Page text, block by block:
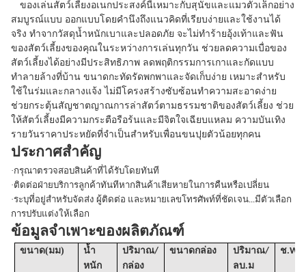
ของเล่นสัตว์เลี้ยงอเนกประสงค์นี้เหมาะกับสุนัขและแมวตัวเล็กอย่าง
สมบูรณ์แบบ ออกแบบโดยคำนึงถึงแนวคิดที่เรียบง่ายและใช้งานได้
จริง ทำจากวัสดุน้ำหนักเบาและปลอดภัย จะไม่ทำร้ายอุ้งเท้าและฟัน
ของสัตว์เลี้ยงของคุณในระหว่างการเล่นทุกวัน ช่วยลดความเบื่อของ
สัตว์เลี้ยงได้อย่างมีประสิทธิภาพ ลดพฤติกรรมการเกาและกัดแบบ
ทำลายล้างที่บ้าน ขนาดกะทัดรัดพกพาและจัดเก็บง่าย เหมาะสำหรับ
ใช้ในร่มและกลางแจ้ง ไม่มีโครงสร้างซับซ้อนทำความสะอาดง่าย
ช่วยกระตุ้นสัญชาตญาณการล่าสัตว์ตามธรรมชาติของสัตว์เลี้ยง ช่วย
ให้สัตว์เลี้ยงมีความกระตือรือร้นและมีจิตใจเฉียบแหลม ความบันเทิง
รายวันราคาประหยัดที่จำเป็นสำหรับเพื่อนขนปุยตัวน้อยทุกคน
ประกาศสำคัญ
·กรุณาตรวจสอบสินค้าที่ได้รับโดยทันที
·ติดต่อฝ่ายบริการลูกค้าทันทีหากสินค้าเสียหายในการคืนหรือเปลี่ยน
·ระบุที่อยู่สำหรับจัดส่ง ผู้ติดต่อ และหมายเลขโทรศัพท์ที่ชัดเจน...มีตัวเลือก
การปรับแต่งให้เลือก
ข้อมูลจำเพาะของผลิตภัณฑ์
ขนาด(มม)
น้ำ
หนัก
ปริมาณ/
กล่อง
ขนาดกล่อง ปริมาณ/
ลบ.ม
ช.W(